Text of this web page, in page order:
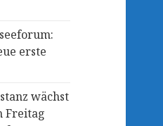
erste
wächst
Freitag